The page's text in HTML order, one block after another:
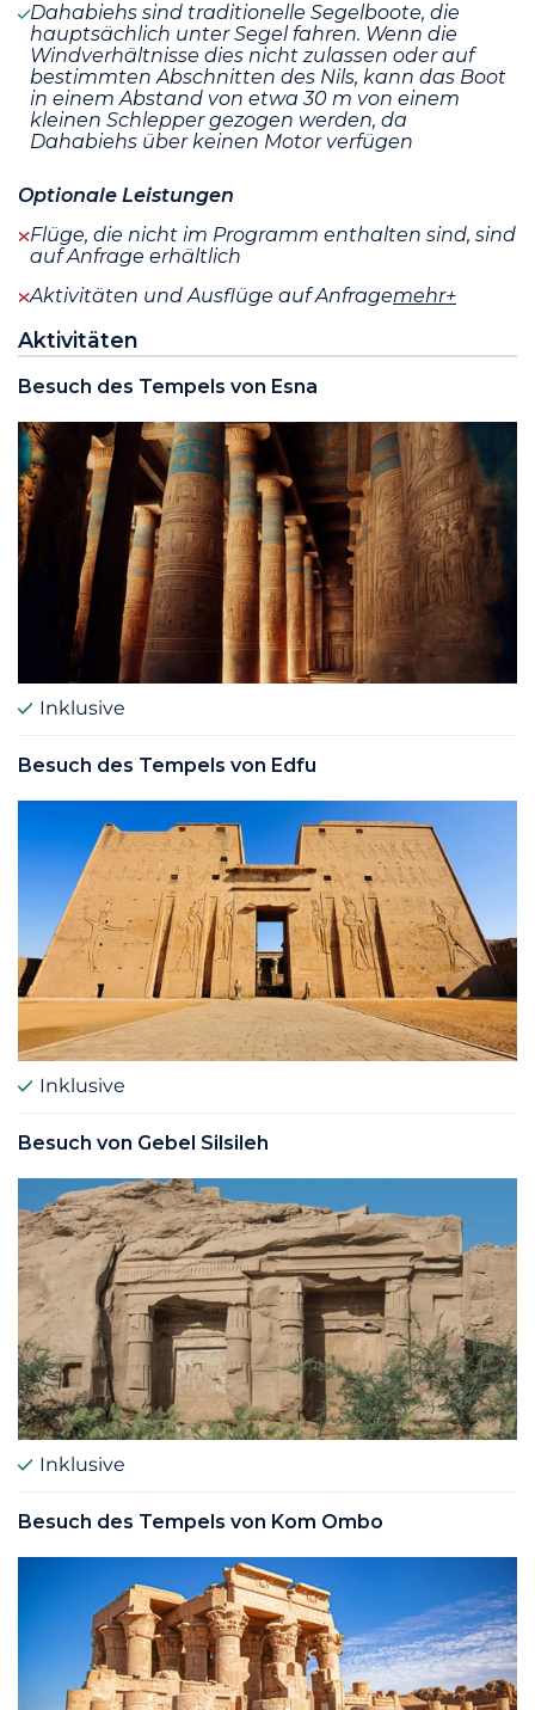
Dahabiehs sind traditionelle Segelboote, die
hauptsächlich unter Segel fahren. Wenn die
Windverhältnisse dies nicht zulassen oder auf
bestimmten Abschnitten des Nils, kann das Boot
in einem Abstand von etwa 30 m von einem
kleinen Schlepper gezogen werden, da
Dahabiehs über keinen Motor verfügen
Optionale Leistungen
Flüge, die nicht im Programm enthalten sind, sind
auf Anfrage erhältlich
Aktivitäten und Ausflüge auf Anfragemehr+
Aktivitäten
Besuch des Tempels von Esna
Inklusive
Besuch des Tempels von Edfu
Inklusive
Besuch von Gebel Silsileh
Inklusive
Besuch des Tempels von Kom Ombo